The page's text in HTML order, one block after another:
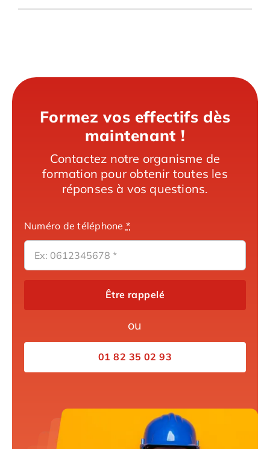
Formez vos effectifs dès
maintenant !
Contactez notre organisme de
formation pour obtenir toutes les
réponses à vos questions.
Numéro de téléphone *
Être rappelé
ou
01 82 35 02 93